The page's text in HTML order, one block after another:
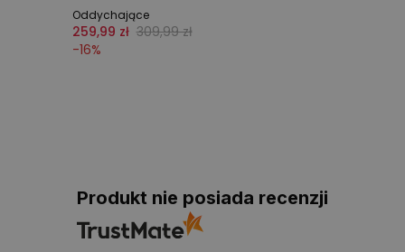
Oddychające
259,99 zł 309,99 zł
-16%
Produkt nie posiada recenzji